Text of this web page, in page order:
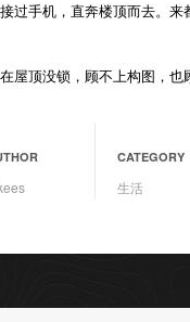
过手机，直奔楼顶而去。
屋顶没锁，顾不上构图，
CATEGORY
生活